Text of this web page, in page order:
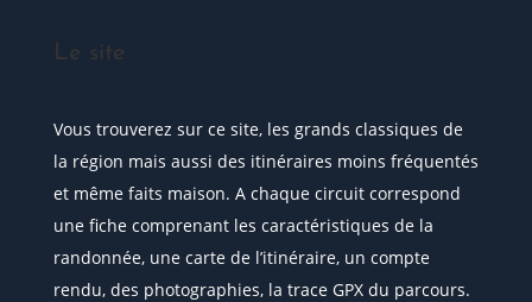
Le site
Vous trouverez sur ce site, les grands classiques de
la région mais aussi des itinéraires moins fréquentés
et même faits maison. A chaque circuit correspond
une fiche comprenant les caractéristiques de la
randonnée, une carte de l’itinéraire, un compte
rendu, des photographies, la trace GPX du parcours.